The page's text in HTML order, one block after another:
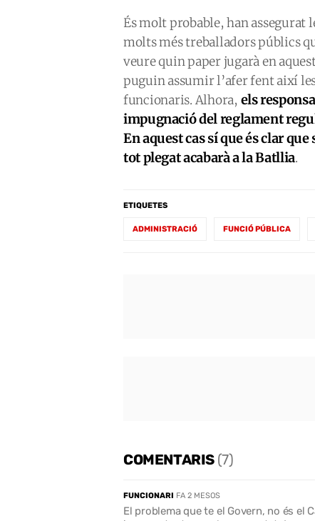
És molt probable, han assegurat
molts més treballadors públics
veure quin paper jugarà en
puguin assumir l’afer fent així
funcionaris. Alhora, els
impugnació del reglament
En aquest cas sí que és clar
tot plegat acabarà a la Batllia.
ETIQUETES
ADMINISTRACIÓ FUNCIÓ PÚBLICA
COMENTARIS (7)
FUNCIONARI FA 2 MESOS
El problema que te el Govern, no és el